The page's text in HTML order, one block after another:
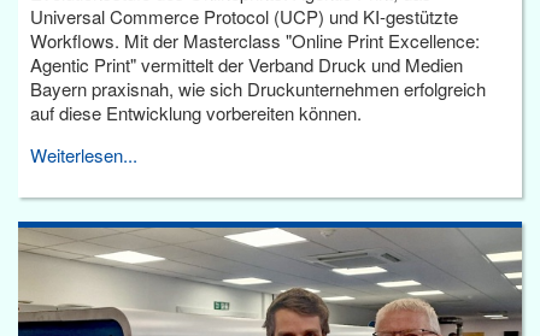
Universal Commerce Protocol (UCP) und KI-gestützte
Workflows. Mit der Masterclass "Online Print Excellence:
Agentic Print" vermittelt der Verband Druck und Medien
Bayern praxisnah, wie sich Druckunternehmen erfolgreich
auf diese Entwicklung vorbereiten können.
Weiterlesen...